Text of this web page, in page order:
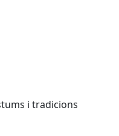
i tradicions